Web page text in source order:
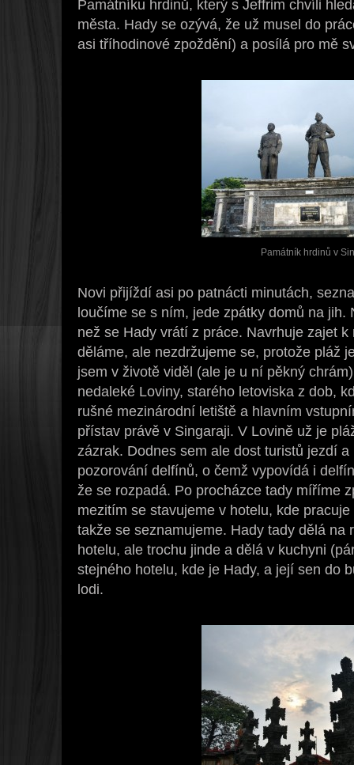
Památníku hrdinů, který s Jeffrim chvíli
města. Hady se ozývá, že už musel do
asi tříhodinové zpoždění) a posílá pro mě
Památník hrdinů v
Novi přijíždí asi po patnácti minutách,
loučíme se s ním, jede zpátky domů na jih.
než se Hady vrátí z práce. Navrhuje zajet
děláme, ale nezdržujeme se, protože pláž
jsem v životě viděl (ale je u ní pěkný
nedaleké Loviny, starého letoviska z dob,
rušné mezinárodní letiště a hlavním
přístav právě v Singaraji. V Lovině už je
zázrak. Dodnes sem ale dost turistů jezdí
pozorování delfínů, o čemž vypovídá i
že se rozpadá. Po procházce tady míříme
mezitím se stavujeme v hotelu, kde
takže se seznamujeme. Hady tady dělá na
hotelu, ale trochu jinde a dělá v kuchyni
stejného hotelu, kde je Hady, a její sen do
lodi.